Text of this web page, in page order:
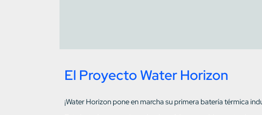
El Proyecto Water Horizon
¡Water Horizon pone en marcha su primera batería térmica